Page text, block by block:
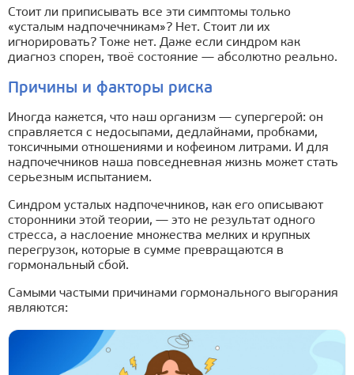
Стоит ли приписывать все эти симптомы только
«усталым надпочечникам»? Нет. Стоит ли их
игнорировать? Тоже нет. Даже если синдром как
диагноз спорен, твоё состояние — абсолютно реально.
Причины и факторы риска
Иногда кажется, что наш организм — супергерой: он
справляется с недосыпами, дедлайнами, пробками,
токсичными отношениями и кофеином литрами. И для
надпочечников наша повседневная жизнь может стать
серьезным испытанием.
Синдром усталых надпочечников, как его описывают
сторонники этой теории, — это не результат одного
стресса, а наслоение множества мелких и крупных
перегрузок, которые в сумме превращаются в
гормональный сбой.
Самыми частыми причинами гормонального выгорания
являются: